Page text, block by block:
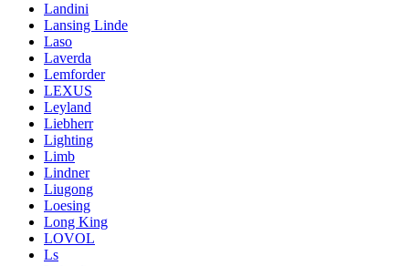
Landini
Lansing Linde
Laso
Laverda
Lemforder
LEXUS
Leyland
Liebherr
Lighting
Limb
Lindner
Liugong
Loesing
Long King
LOVOL
Ls